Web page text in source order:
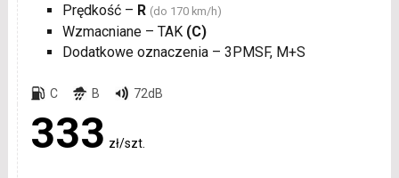
Prędkość – R (do 170 km/h)
Wzmacniane – TAK (C)
Dodatkowe oznaczenia – 3PMSF, M+S
C B 72dB
333 zł/szt.